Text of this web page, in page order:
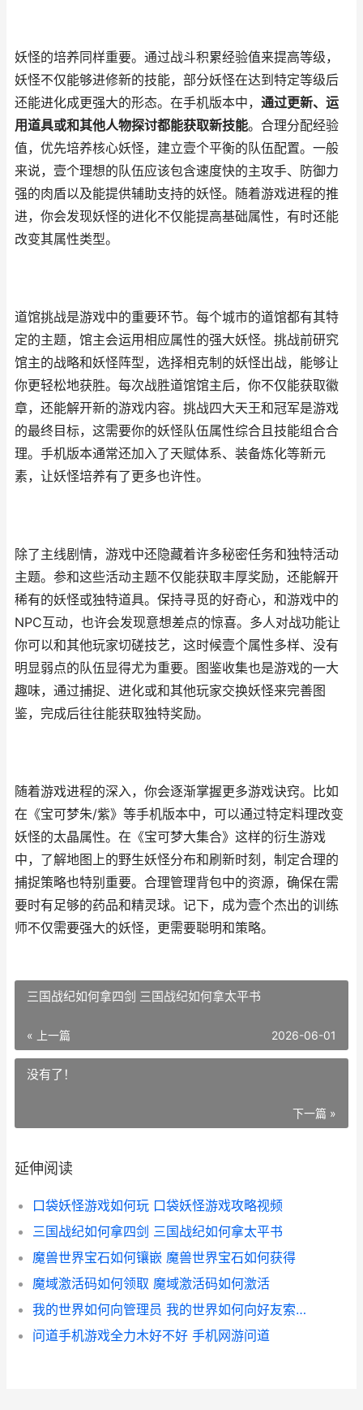
妖怪的培养同样重要。通过战斗积累经验值来提高等级，
妖怪不仅能够进修新的技能，部分妖怪在达到特定等级后
还能进化成更强大的形态。在手机版本中， 通过更新、运
用道具或和其他人物探讨都能获取新技能。合理分配经验
值，优先培养核心妖怪，建立壹个平衡的队伍配置。一般
来说，壹个理想的队伍应该包含速度快的主攻手、防御力
强的肉盾以及能提供辅助支持的妖怪。随着游戏进程的推
进，你会发现妖怪的进化不仅能提高基础属性，有时还能
改变其属性类型。
道馆挑战是游戏中的重要环节。每个城市的道馆都有其特
定的主题，馆主会运用相应属性的强大妖怪。挑战前研究
馆主的战略和妖怪阵型，选择相克制的妖怪出战，能够让
你更轻松地获胜。每次战胜道馆馆主后，你不仅能获取徽
章，还能解开新的游戏内容。挑战四大天王和冠军是游戏
的最终目标，这需要你的妖怪队伍属性综合且技能组合合
理。手机版本通常还加入了天赋体系、装备炼化等新元
素，让妖怪培养有了更多也许性。
除了主线剧情，游戏中还隐藏着许多秘密任务和独特活动
主题。参和这些活动主题不仅能获取丰厚奖励，还能解开
稀有的妖怪或独特道具。保持寻觅的好奇心，和游戏中的
NPC互动，也许会发现意想差点的惊喜。多人对战功能让
你可以和其他玩家切磋技艺，这时候壹个属性多样、没有
明显弱点的队伍显得尤为重要。图鉴收集也是游戏的一大
趣味，通过捕捉、进化或和其他玩家交换妖怪来完善图
鉴，完成后往往能获取独特奖励。
随着游戏进程的深入，你会逐渐掌握更多游戏诀窍。比如
在《宝可梦朱/紫》等手机版本中，可以通过特定料理改变
妖怪的太晶属性。在《宝可梦大集合》这样的衍生游戏
中，了解地图上的野生妖怪分布和刷新时刻，制定合理的
捕捉策略也特别重要。合理管理背包中的资源，确保在需
要时有足够的药品和精灵球。记下，成为壹个杰出的训练
师不仅需要强大的妖怪，更需要聪明和策略。
三国战纪如何拿四剑 三国战纪如何拿太平书
« 上一篇 2026-06-01
没有了！
下一篇 »
延伸阅读
口袋妖怪游戏如何玩 口袋妖怪游戏攻略视频
三国战纪如何拿四剑 三国战纪如何拿太平书
魔兽世界宝石如何镶嵌 魔兽世界宝石如何获得
魔域激活码如何领取 魔域激活码如何激活
我的世界如何向管理员 我的世界如何向好友索要钻石
问道手机游戏全力木好不好 手机网游问道